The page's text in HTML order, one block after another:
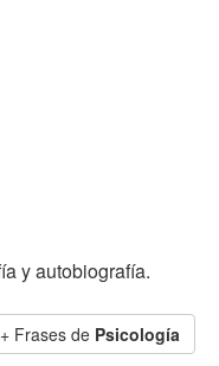
y autobiografía.
+ Frases de Psicología